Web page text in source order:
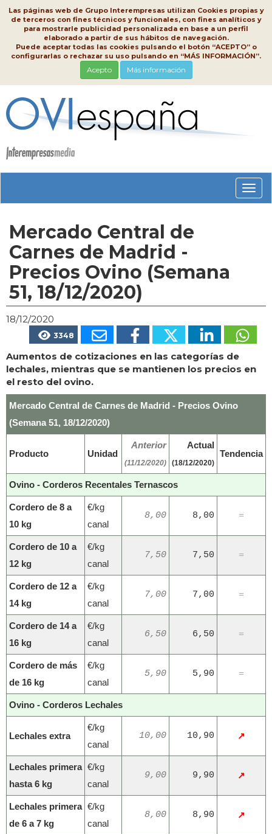
Las páginas web de Grupo Interempresas utilizan Cookies propias y
de terceros con fines técnicos y funcionales, con fines analíticos y
para mostrarle publicidad personalizada en base a un perfil
elaborado a partir de sus hábitos de navegación.
Puede aceptar todas las cookies pulsando el botón “ACEPTO” o
configurarlas o rechazar su uso pulsando en “MÁS INFORMACIÓN”.
Acepto Más información
Mercado Central de
Carnes de Madrid -
Precios Ovino (Semana
51, 18/12/2020)
18/12/2020
3348
Aumentos de cotizaciones en las categorías de
lechales, mientras que se mantienen los precios en
el resto del ovino.
Mercado Central de Carnes de Madrid - Precios Ovino
(Semana 51, 18/12/2020)
Producto Unidad
Anterior
(11/12/2020)
Actual
(18/12/2020)
Tendencia
Ovino - Corderos Recentales Ternascos
Cordero de 8 a
10 kg
€/kg
canal
8,00 8,00 =
Cordero de 10 a
12 kg
€/kg
canal
7,50 7,50 =
Cordero de 12 a
14 kg
€/kg
canal
7,00 7,00 =
Cordero de 14 a
16 kg
€/kg
canal
6,50 6,50 =
Cordero de más
de 16 kg
€/kg
canal
5,90 5,90 =
Ovino - Corderos Lechales
Lechales extra
€/kg
canal
10,00 10,90 ↗
Lechales primera
hasta 6 kg
€/kg
canal
9,00 9,90 ↗
Lechales primera
de 6 a 7 kg
€/kg
canal
8,00 8,90 ↗